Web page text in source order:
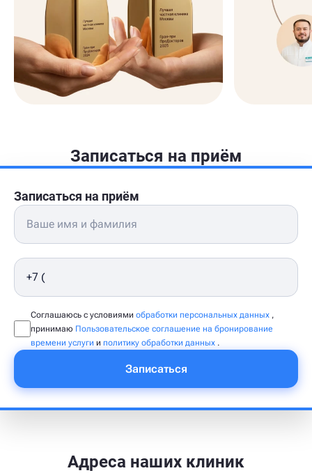
Записаться на приём
Записаться на приём
Соглашаюсь с условиями обработки персональных данных ,
принимаю Пользовательское соглашение на бронирование
времени услуги и политику обработки данных .
Записаться
Адреса наших клиник